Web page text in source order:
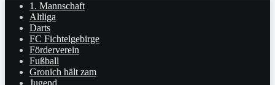
1. Mannschaft
Altliga
Darts
FC Fichtelgebirge
Förderverein
Fußball
Gronich hält zam
Jugend